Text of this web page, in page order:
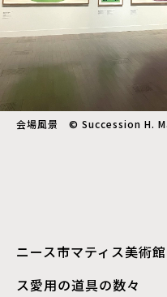
会場風景 © Succession H.
ニース市マティス美術
ス愛用の道具の数々